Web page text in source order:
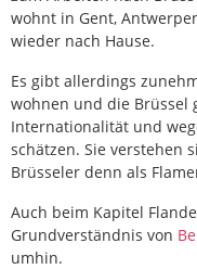
wohnt in Gent,
wieder nach Hause.
Es gibt allerdings
wohnen und die Brüssel
Internationalität und
schätzen. Sie verstehen
Brüsseler denn als
Auch beim Kapitel
Grundverständnis von
umhin.